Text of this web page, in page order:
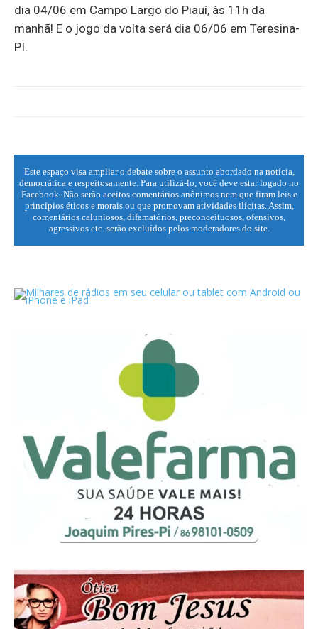
dia 04/06 em Campo Largo do Piauí, às 11h da
manhã! E o jogo da volta será dia 06/06 em Teresina-
PI.
Este espaço visa ampliar o debate sobre o assunto abordado na notícia,
democrática e respeitosamente. Para utilizá-lo, você deve estar logado no
Facebook. Não serão aceitos comentários anônimos nem que firam leis e
princípios éticos e morais ou que promovam atividades ilícitas. Assim,
comentários caluniosos, difamatórios, preconceituosos, ofensivos,
agressivos etc. serão excluídos pelos moderadores do site.